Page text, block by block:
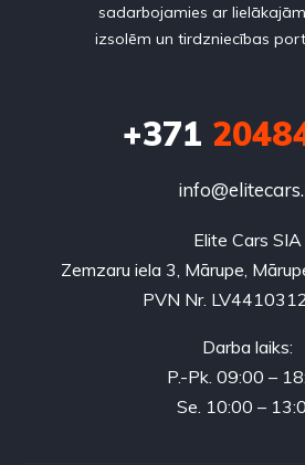
sadarbojamies ar
izsolēm un tirdzniecības
+371
Elite Cars SIA
Zemzaru iela 3, Mārupe,
PVN Nr.
Darba laiks:
P.-Pk. 09:00 –
Se. 10:00 –